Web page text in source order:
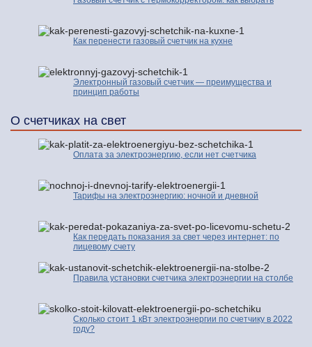
Как перенести газовый счетчик на кухне
Электронный газовый счетчик — преимущества и
принцип работы
О счетчиках на свет
Оплата за электроэнергию, если нет счетчика
Тарифы на электроэнергию: ночной и дневной
Как передать показания за свет через интернет: по
лицевому счету
Правила установки счетчика электроэнергии на столбе
Сколько стоит 1 кВт электроэнергии по счетчику в 2022
году?